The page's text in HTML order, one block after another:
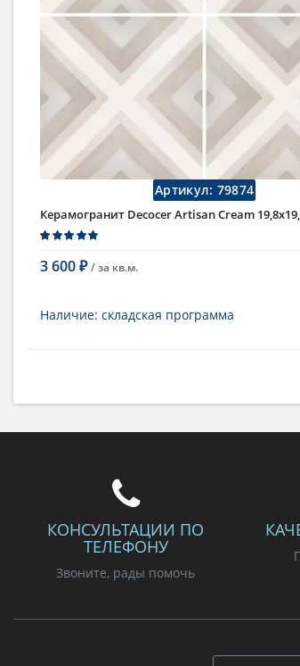
Артикул: 79874
Керамогранит Decocer Artisan Cream
3 600 ₽ / за кв.м.
В корзину
Наличие: складская программа
Рисунок
с узорами...
Поверхность
КОНСУЛЬТАЦИИ ПО
ТЕЛЕФОНУ
Звоните, рады помочь